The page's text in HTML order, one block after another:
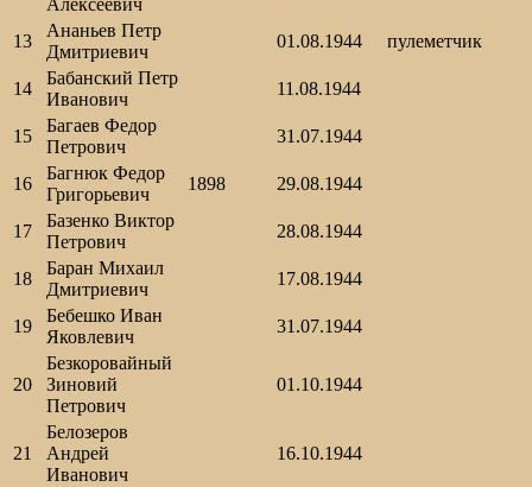
Алексеевич
13
Ананьев Петр
Дмитриевич
01.08.1944 пулеметчик
14
Бабанский Петр
Иванович
11.08.1944
15
Багаев Федор
Петрович
31.07.1944
16
Багнюк Федор
Григорьевич
1898 29.08.1944
17
Базенко Виктор
Петрович
28.08.1944
18
Баран Михаил
Дмитриевич
17.08.1944
19
Бебешко Иван
Яковлевич
31.07.1944
20
Безкоровайный
Зиновий
Петрович
01.10.1944
21
Белозеров
Андрей
Иванович
16.10.1944